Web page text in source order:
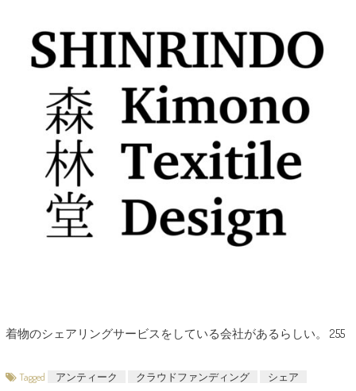
着物のシェアリングサービスをしている会社があるらしい。 255
Tagged アンティーク クラウドファンディング シェア